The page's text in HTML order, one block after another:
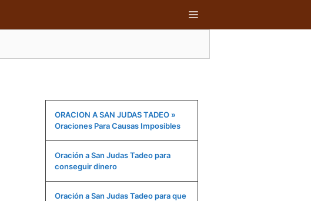
MENÚ
ORACION A SAN JUDAS TADEO »
Oraciones Para Causas Imposibles
Oración a San Judas Tadeo para
conseguir dinero
Oración a San Judas Tadeo para que